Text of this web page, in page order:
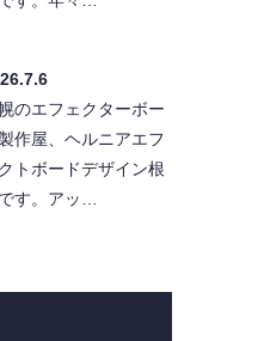
のエフェクターボー
作屋、ヘルニアエフ
トボードデザイン根
す。アッ…